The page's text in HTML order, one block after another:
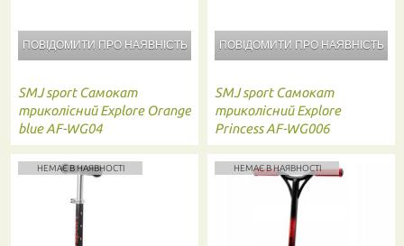
ПОВІДОМИТИ ПРО НАЯВНІСТЬ
SMJ sport Самокат
триколісний Explore Orange
blue AF-WG04
ПОВІДОМИТИ ПРО НАЯВНІСТЬ
SMJ sport Самокат
триколісний Explore
Princess AF-WG006
НЕМАЄ В НАЯВНОСТІ НЕМАЄ В НАЯВНОСТІ